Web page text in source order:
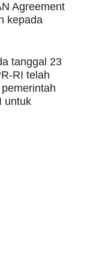
Agreement
kepada
tanggal 23
RI telah
untuk